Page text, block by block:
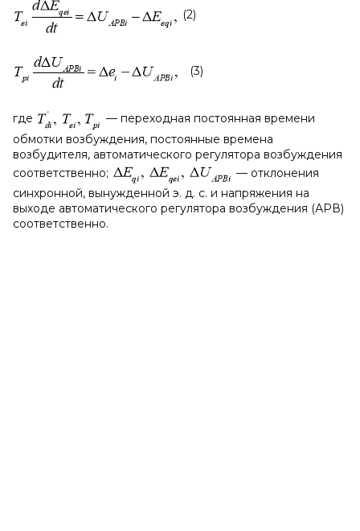
(2)
(3)
где
— переходная постоянная времени
обмотки возбуждения, постоянные времена
возбудителя, автоматического регулятора возбуждения
соответственно;
— отклонения
синхронной, вынужденной э. д. с. и напряжения на
выходе автоматического регулятора возбуждения (АРВ)
соответственно.